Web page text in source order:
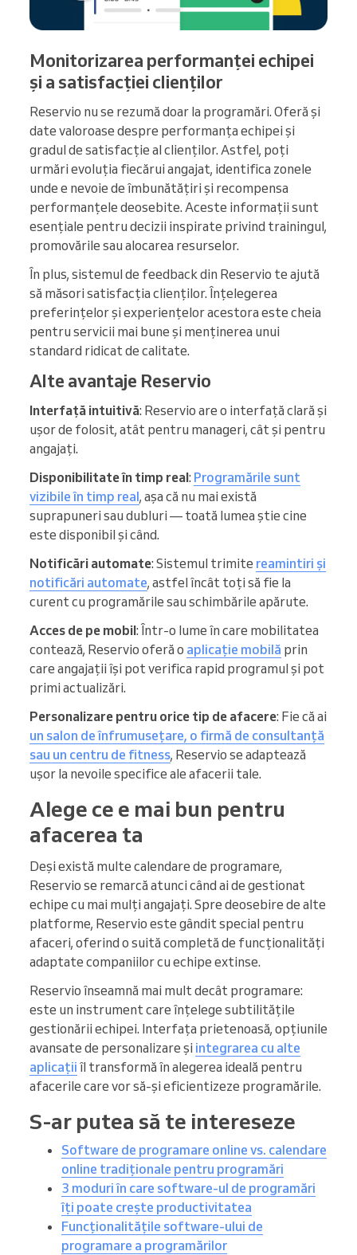
Monitorizarea performanței echipei
și a satisfacției clienților
Reservio nu se rezumă doar la programări. Oferă și
date valoroase despre performanța echipei și
gradul de satisfacție al clienților. Astfel, poți
urmări evoluția fiecărui angajat, identifica zonele
unde e nevoie de îmbunătățiri și recompensa
performanțele deosebite. Aceste informații sunt
esențiale pentru decizii inspirate privind trainingul,
promovările sau alocarea resurselor.
În plus, sistemul de feedback din Reservio te ajută
să măsori satisfacția clienților. Înțelegerea
preferințelor și experiențelor acestora este cheia
pentru servicii mai bune și menținerea unui
standard ridicat de calitate.
Alte avantaje Reservio
Interfață intuitivă: Reservio are o interfață clară și
ușor de folosit, atât pentru manageri, cât și pentru
angajați.
Disponibilitate în timp real: Programările sunt
vizibile în timp real, așa că nu mai există
suprapuneri sau dubluri — toată lumea știe cine
este disponibil și când.
Notificări automate: Sistemul trimite reamintiri și
notificări automate, astfel încât toți să fie la
curent cu programările sau schimbările apărute.
Acces de pe mobil: Într-o lume în care mobilitatea
contează, Reservio oferă o aplicație mobilă prin
care angajații își pot verifica rapid programul și pot
primi actualizări.
Personalizare pentru orice tip de afacere: Fie că ai
un salon de înfrumusețare, o firmă de consultanță
sau un centru de fitness, Reservio se adaptează
ușor la nevoile specifice ale afacerii tale.
Alege ce e mai bun pentru
afacerea ta
Deși există multe calendare de programare,
Reservio se remarcă atunci când ai de gestionat
echipe cu mai mulți angajați. Spre deosebire de alte
platforme, Reservio este gândit special pentru
afaceri, oferind o suită completă de funcționalități
adaptate companiilor cu echipe extinse.
Reservio înseamnă mai mult decât programare:
este un instrument care înțelege subtilitățile
gestionării echipei. Interfața prietenoasă, opțiunile
avansate de personalizare și integrarea cu alte
aplicații îl transformă în alegerea ideală pentru
afacerile care vor să-și eficientizeze programările.
S-ar putea să te intereseze
Software de programare online vs. calendare
online tradiționale pentru programări
3 moduri în care software-ul de programări
îți poate crește productivitatea
Funcționalitățile software-ului de
programare a programărilor